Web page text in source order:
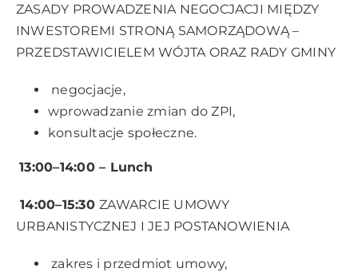
ZASADY PROWADZENIA NEGOCJACJI MIĘDZY
INWESTOREMI STRONĄ SAMORZĄDOWĄ –
PRZEDSTAWICIELEM WÓJTA ORAZ RADY GMINY
negocjacje,
wprowadzanie zmian do ZPI,
konsultacje społeczne.
13:00–14:00 – Lunch
14:00–15:30ZAWARCIE UMOWY
URBANISTYCZNEJ I JEJ POSTANOWIENIA
zakres i przedmiot umowy,